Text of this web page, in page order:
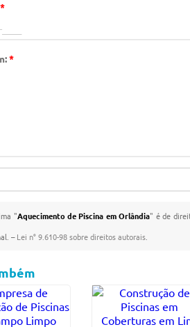
*
*
"Aquecimento de Piscina em Orlândia" é de
–Lei n° 9.610-98 sobre direitos autorais